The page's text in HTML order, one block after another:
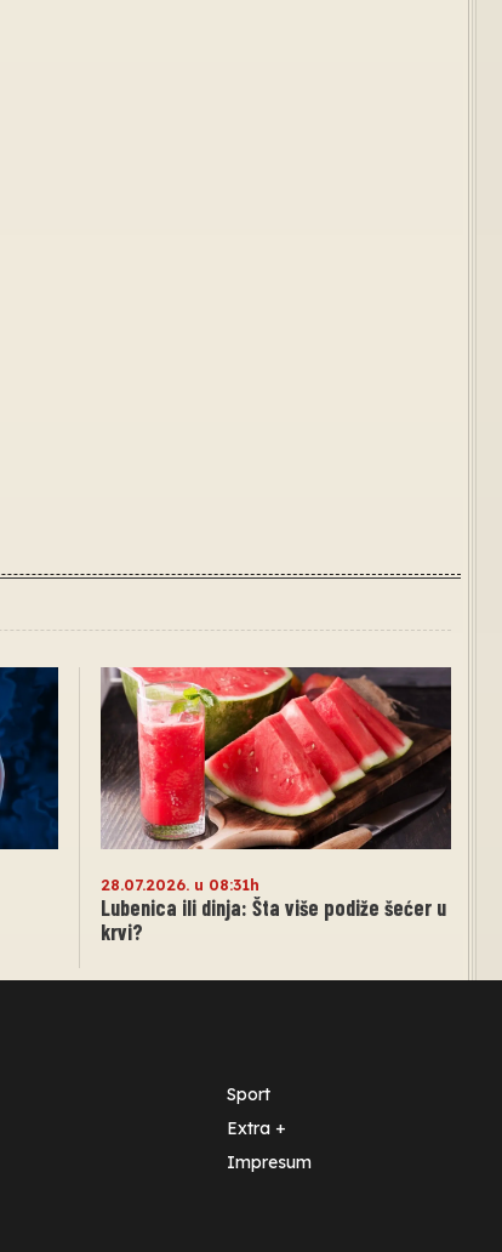
28.07.2026. u 08:31h
Lubenica ili dinja: Šta više podiže šećer u
krvi?
Sport
Extra +
Impresum